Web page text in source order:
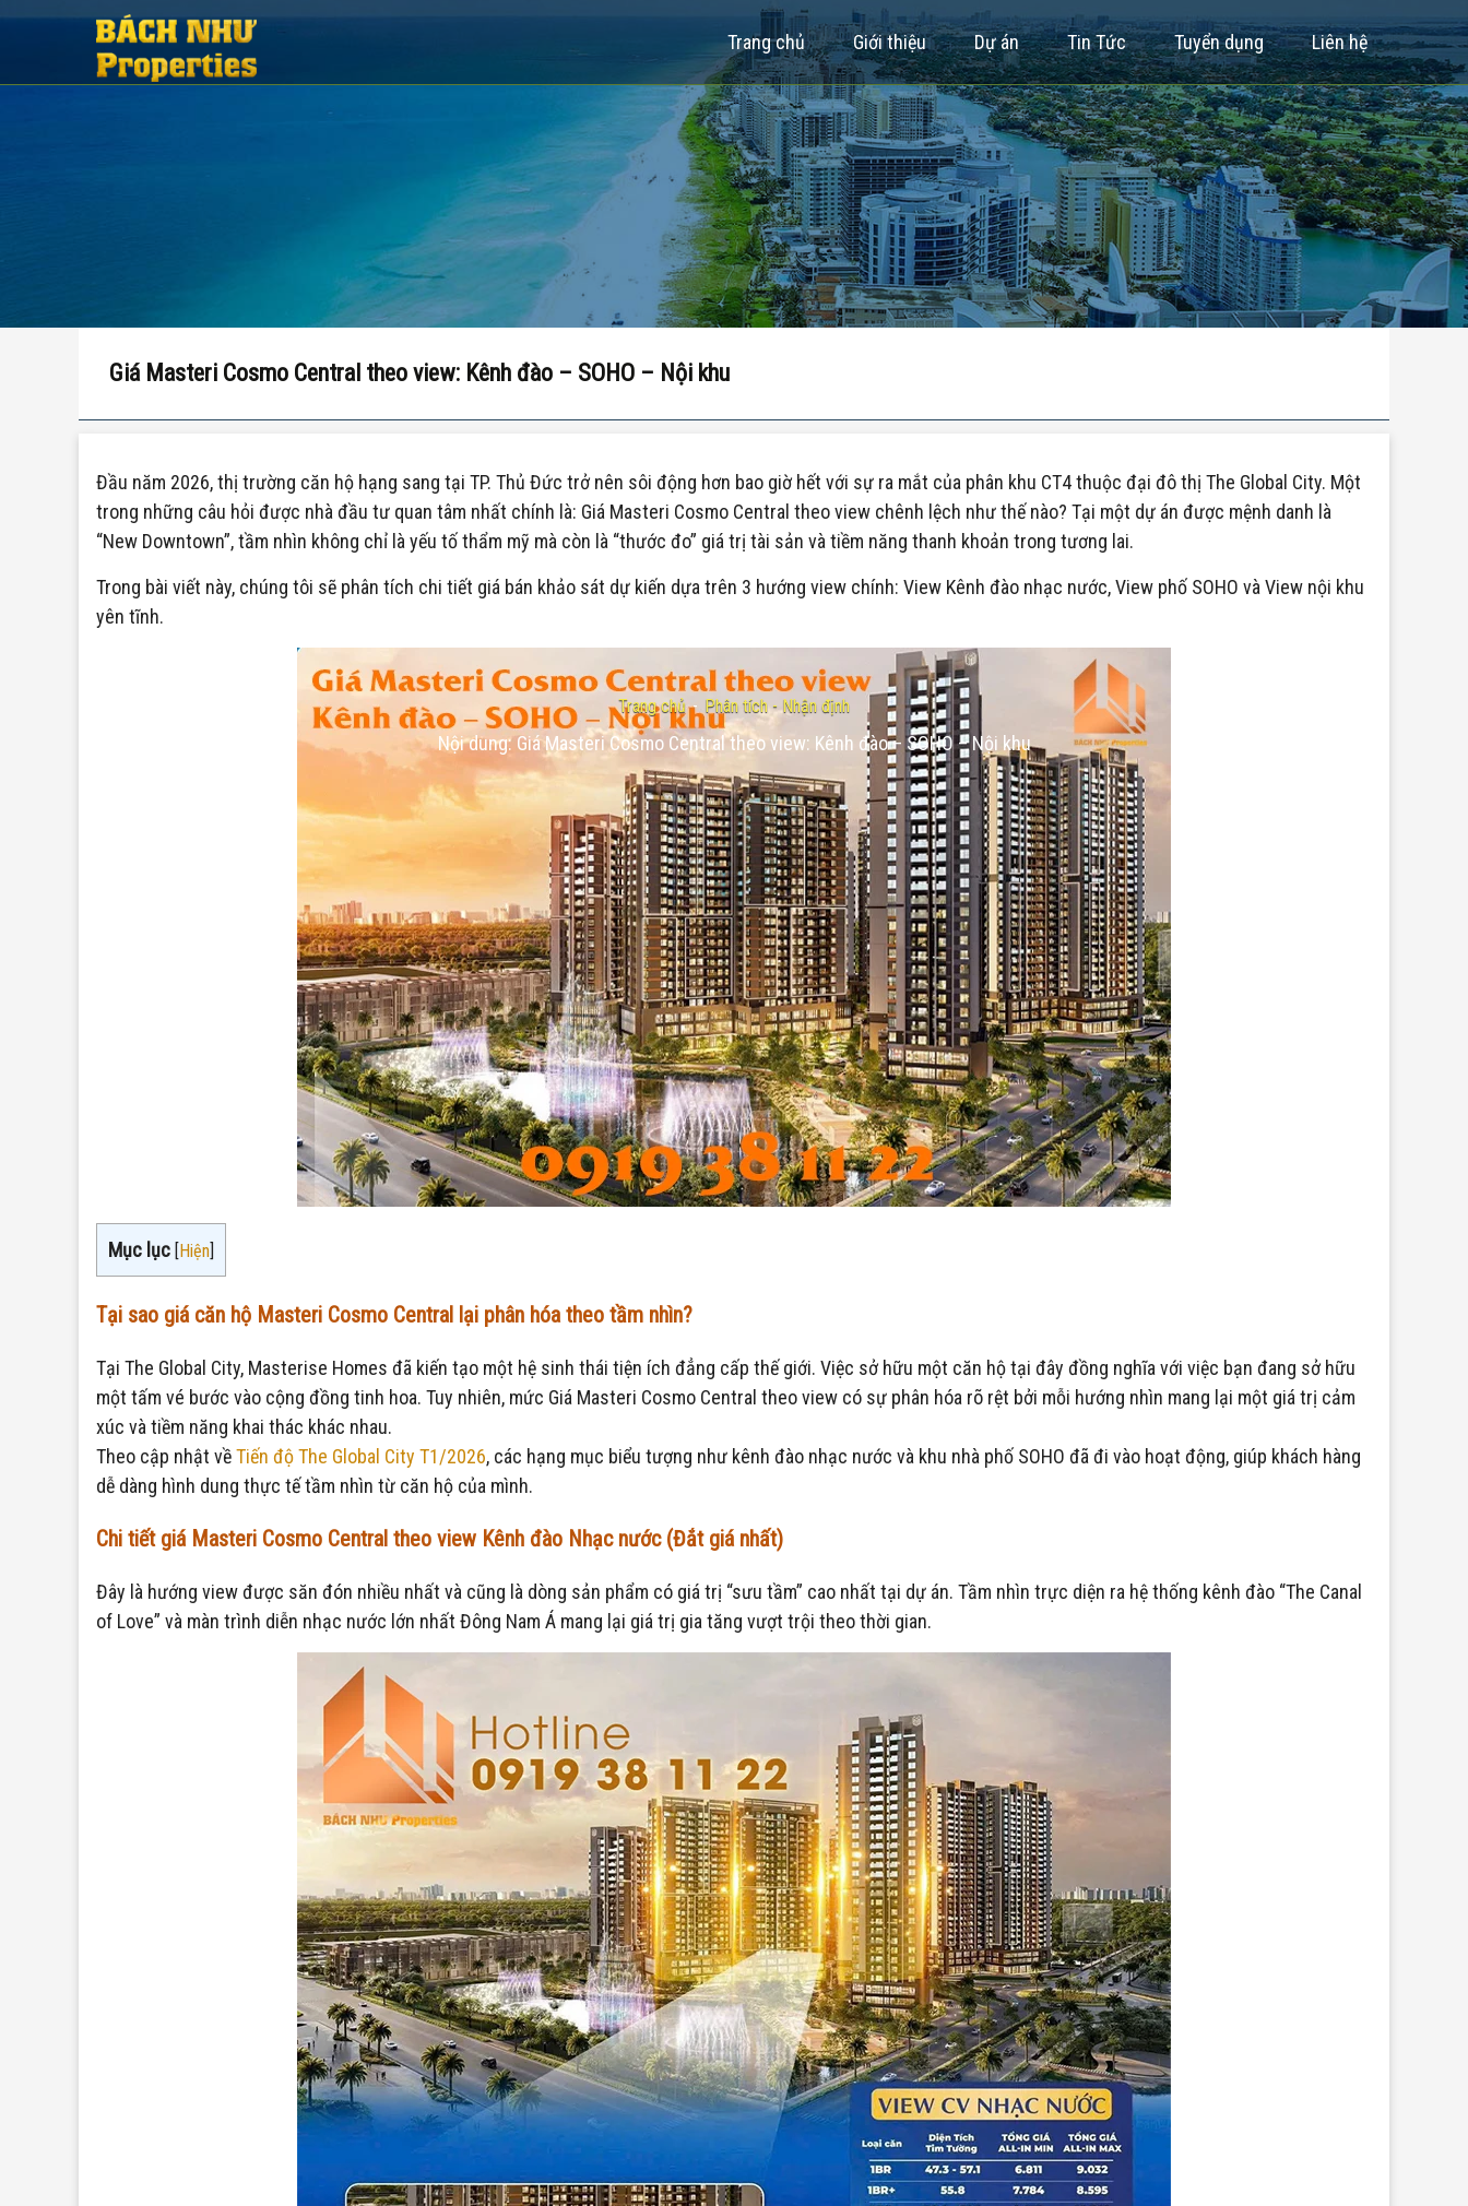
Trang chủ Giới thiệu Dự án Tin Tức Tuyển dụng Liên hệ
Trang chủ- Phân tích - Nhận định
Nội dung: Giá Masteri Cosmo Central theo view: Kênh đào – SOHO – Nội khu
Giá Masteri Cosmo Central theo view: Kênh đào – SOHO – Nội khu
Đầu năm 2026, thị trường căn hộ hạng sang tại TP. Thủ Đức trở nên sôi động hơn bao giờ hết với sự ra mắt của phân khu CT4 thuộc đại đô thị The Global City. Một
trong những câu hỏi được nhà đầu tư quan tâm nhất chính là: Giá Masteri Cosmo Central theo view chênh lệch như thế nào? Tại một dự án được mệnh danh là
“New Downtown”, tầm nhìn không chỉ là yếu tố thẩm mỹ mà còn là “thước đo” giá trị tài sản và tiềm năng thanh khoản trong tương lai.
Trong bài viết này, chúng tôi sẽ phân tích chi tiết giá bán khảo sát dự kiến dựa trên 3 hướng view chính: View Kênh đào nhạc nước, View phố SOHO và View nội khu
yên tĩnh.
Mục lục [Hiện]
Tại sao giá căn hộ Masteri Cosmo Central lại phân hóa theo tầm nhìn?
Tại The Global City, Masterise Homes đã kiến tạo một hệ sinh thái tiện ích đẳng cấp thế giới. Việc sở hữu một căn hộ tại đây đồng nghĩa với việc bạn đang sở hữu
một tấm vé bước vào cộng đồng tinh hoa. Tuy nhiên, mức Giá Masteri Cosmo Central theo view có sự phân hóa rõ rệt bởi mỗi hướng nhìn mang lại một giá trị cảm
xúc và tiềm năng khai thác khác nhau.
Theo cập nhật vềTiến độ The Global City T1/2026, các hạng mục biểu tượng như kênh đào nhạc nước và khu nhà phố SOHO đã đi vào hoạt động, giúp khách hàng
dễ dàng hình dung thực tế tầm nhìn từ căn hộ của mình.
Chi tiết giá Masteri Cosmo Central theo view Kênh đào Nhạc nước (Đắt giá nhất)
Đây là hướng view được săn đón nhiều nhất và cũng là dòng sản phẩm có giá trị “sưu tầm” cao nhất tại dự án. Tầm nhìn trực diện ra hệ thống kênh đào “The Canal
of Love” và màn trình diễn nhạc nước lớn nhất Đông Nam Á mang lại giá trị gia tăng vượt trội theo thời gian.